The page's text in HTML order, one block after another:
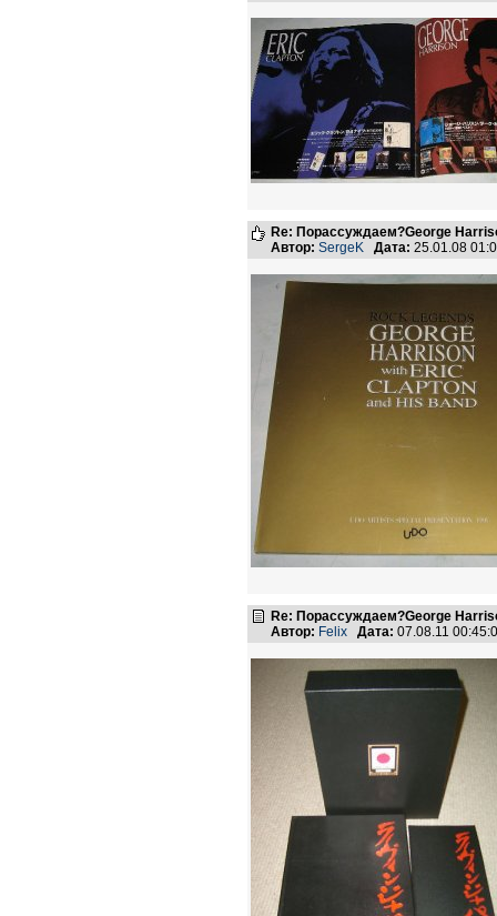
Re: Порассуждаем?George
Автор: SergeK Дата: 25.01.08
Re: Порассуждаем?George
Автор: Felix Дата: 07.08.11